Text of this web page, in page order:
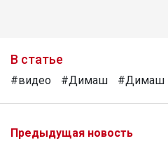
В статье
#видео #Димаш #Димаш
Предыдущая новость